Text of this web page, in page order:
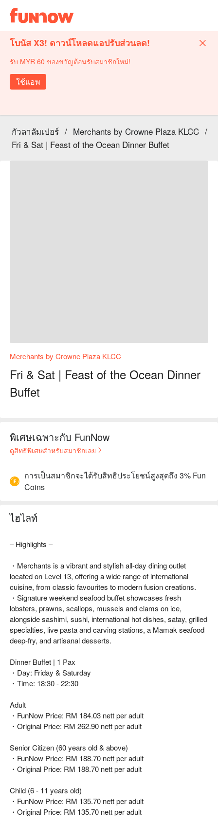
โบนัส X3! ดาวน์โหลดแอปรับส่วนลด!
รับ MYR 60 ของขวัญต้อนรับสมาชิกใหม่!
ใช้แอพ
กัวลาลัมเปอร์ / Merchants by Crowne Plaza KLCC /
Fri & Sat | Feast of the Ocean Dinner Buffet
Merchants by Crowne Plaza KLCC
Fri & Sat | Feast of the Ocean Dinner
Buffet
พิเศษเฉพาะกับ FunNow
ดูสิทธิพิเศษสำหรับสมาชิกเลย
การเป็นสมาชิกจะได้รับสิทธิประโยชน์สูงสุดถึง 3% Fun
Coins
ไฮไลท์
– Highlights –
・Merchants is a vibrant and stylish all-day dining outlet
located on Level 13, offering a wide range of international
cuisine, from classic favourites to modern fusion creations.
・Signature weekend seafood buffet showcases fresh
lobsters, prawns, scallops, mussels and clams on ice,
alongside sashimi, sushi, international hot dishes, satay, grilled
specialties, live pasta and carving stations, a Mamak seafood
deep-fry, and artisanal desserts.
Dinner Buffet | 1 Pax
・Day: Friday & Saturday
・Time: 18:30 - 22:30
Adult
・FunNow Price: RM 184.03 nett per adult
・Original Price: RM 262.90 nett per adult
Senior Citizen (60 years old & above)
・FunNow Price: RM 188.70 nett per adult
・Original Price: RM 188.70 nett per adult
Child (6 - 11 years old)
・FunNow Price: RM 135.70 nett per adult
・Original Price: RM 135.70 nett per adult